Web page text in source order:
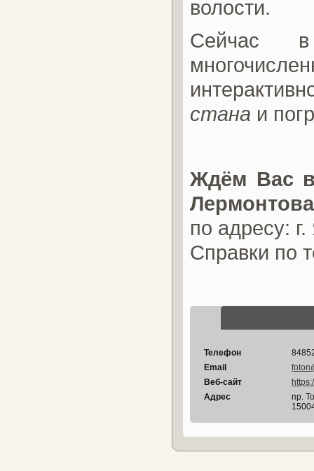
волости.
Сейчас в
стана и
Ждём Вас
Лермонтова
по адресу:
Справки по
Телефон
Email
Веб-сайт
Адрес
пр.